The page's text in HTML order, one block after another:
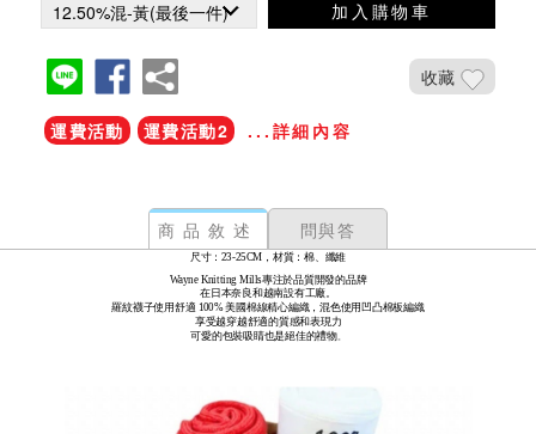
加入購物車
收藏
運費活動 運費活動2 ...詳細內容
商品敘述 問與答